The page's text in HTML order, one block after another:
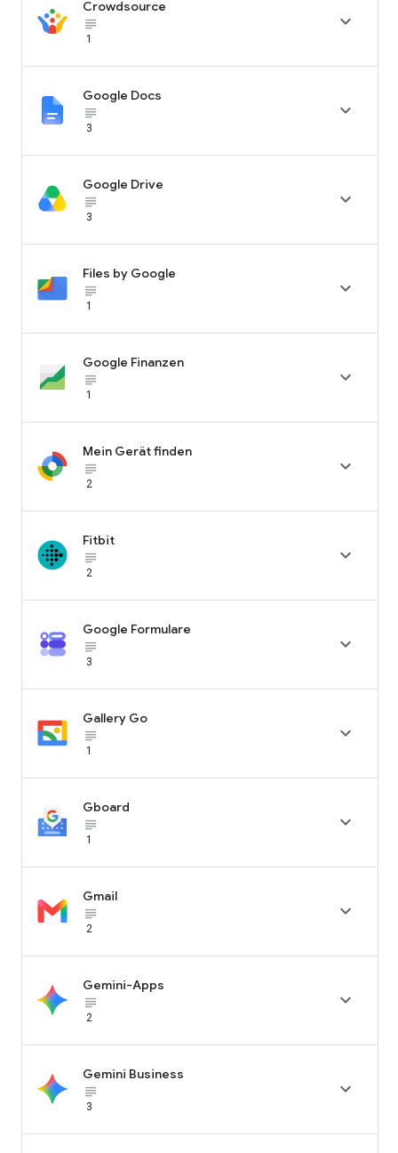
Crowdsource
subject_black
1

Google Docs
subject_black
3

Google Drive
subject_black
3

Files by Google
subject_black
1

Google Finanzen
subject_black
1

Mein Gerät finden
subject_black
2

Fitbit
subject_black
2

Google Formulare
subject_black
3

Gallery Go
subject_black
1

Gboard
subject_black
1

Gmail
subject_black
2

Gemini-Apps
subject_black
2

Gemini Business
subject_black
3
